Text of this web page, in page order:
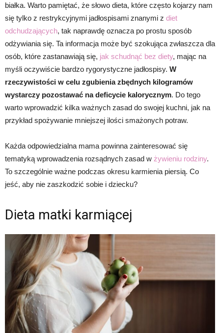
białka. Warto pamiętać, że słowo dieta, które często kojarzy nam
się tylko z restrykcyjnymi jadłospisami znanymi z diet
odchudzających, tak naprawdę oznacza po prostu sposób
odżywiania się. Ta informacja może być szokująca zwłaszcza dla
osób, które zastanawiają się, jak schudnąć bez diety, mając na
myśli oczywiście bardzo rygorystyczne jadłospisy. W
rzeczywistości w celu zgubienia zbędnych kilogramów
wystarczy pozostawać na deficycie kalorycznym. Do tego
warto wprowadzić kilka ważnych zasad do swojej kuchni, jak na
przykład spożywanie mniejszej ilości smażonych potraw.
Każda odpowiedzialna mama powinna zainteresować się
tematyką wprowadzenia rozsądnych zasad w żywieniu rodziny.
To szczególnie ważne podczas okresu karmienia piersią. Co
jeść, aby nie zaszkodzić sobie i dziecku?
Dieta matki karmiącej